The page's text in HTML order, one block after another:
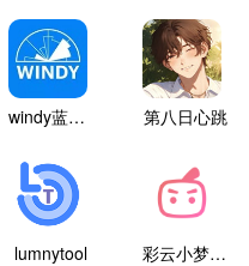
windy蓝色气象 第八日心跳
lumnytool 彩云小梦国际版